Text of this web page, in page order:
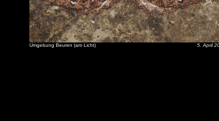
Umgebung Beuren (am Licht) 5. April